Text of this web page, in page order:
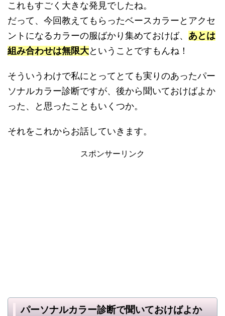
これもすごく大きな発見でしたね。
だって、今回教えてもらったベースカラーとアクセ
ントになるカラーの服ばかり集めておけば、 あとは
組み合わせは無限大ということですもんね！
そういうわけで私にとってとても実りのあったパー
ソナルカラー診断ですが、後から聞いておけばよか
った、と思ったこともいくつか。
それをこれからお話していきます。
スポンサーリンク
パーソナルカラー診断で聞いておけばよか